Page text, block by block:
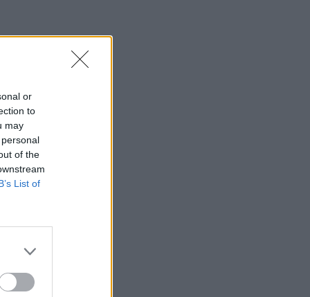
or
to
may
of the
List of